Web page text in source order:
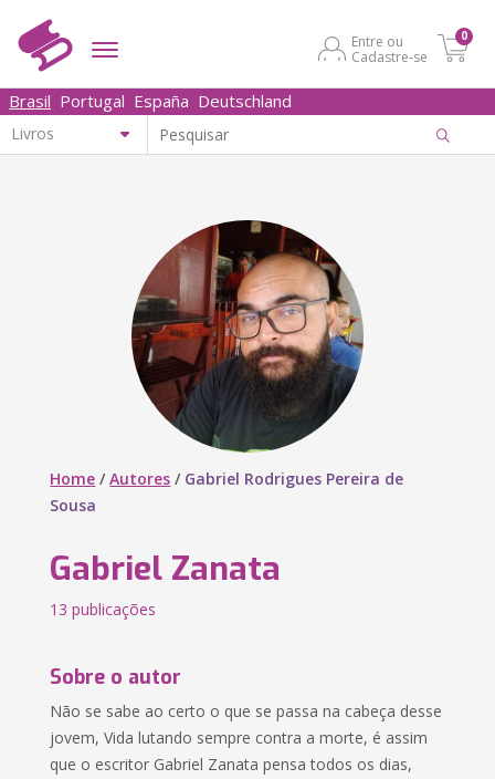
Entre ou
Cadastre-se
0
Brasil Portugal España Deutschland
Home /Autores / Gabriel Rodrigues Pereira de
Sousa
Gabriel Zanata
13 publicações
Sobre o autor
Não se sabe ao certo o que se passa na cabeça desse
jovem, Vida lutando sempre contra a morte, é assim
que o escritor Gabriel Zanata pensa todos os dias,